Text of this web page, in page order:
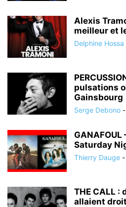
Alexis
meilleur et
Delphine Hossa
pulsations
Gainsbourg
Serge Debono -
GANAFOUL
Saturday
Thierry Dauge -
THE CALL :
allaient